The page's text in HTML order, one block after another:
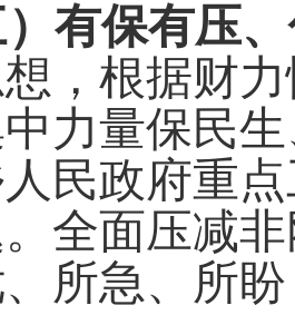
）有保有压
，根据财
力量保民
民政府重
全面压减
所急、所